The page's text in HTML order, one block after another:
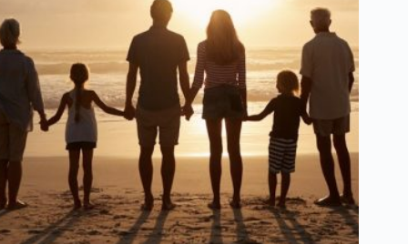
हिन्दी
Magyar
Bahasa Indonesia
Italiano
日本語
ភាសាខ្មែរ
한국어
Bahasa Melayu